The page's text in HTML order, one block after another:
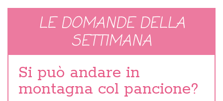
LE DOMANDE DELLA
SETTIMANA
Si può andare in
montagna col pancione?